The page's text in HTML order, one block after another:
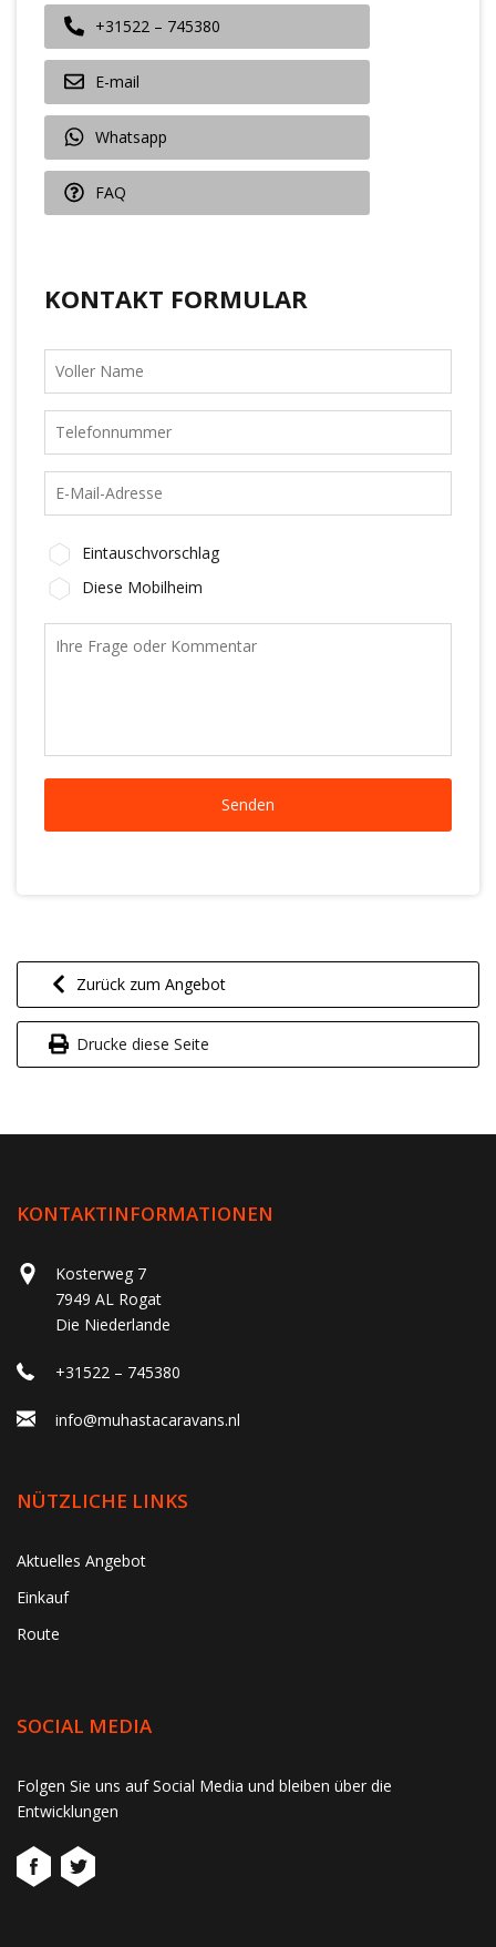
+31522 – 745380
E-mail
Whatsapp
FAQ
KONTAKT FORMULAR
Eintauschvorschlag
Diese Mobilheim
Zurück zum Angebot
Drucke diese Seite
KONTAKTINFORMATIONEN
Kosterweg 7
7949 AL Rogat
Die Niederlande
+31522 – 745380
info@muhastacaravans.nl
NÜTZLICHE LINKS
Aktuelles Angebot
Einkauf
Route
SOCIAL MEDIA
Folgen Sie uns auf Social Media und bleiben über die
Entwicklungen
gtag('consent', 'update', function() { window.dataLayer =
window.dataLayer || []; window.dataLayer.push({ 'event':